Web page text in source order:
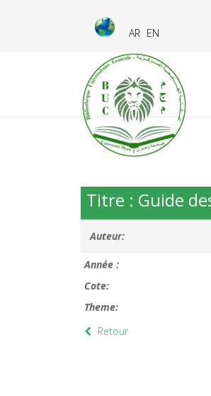
AR EN
Titre : Guide
Auteur:
Année :
Cote:
Theme:
Retour